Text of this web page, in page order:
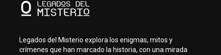
Legados del Misterio explora los enigmas, mitos y
crímenes que han marcado la historia, con una mirada